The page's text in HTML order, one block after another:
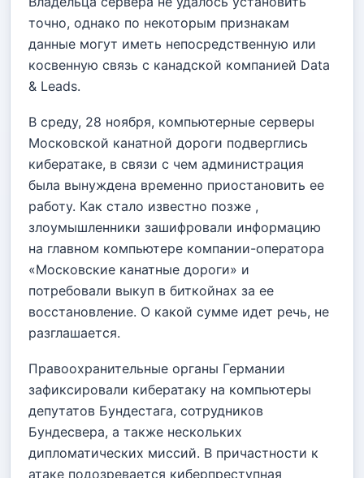
точно, однако по некоторым признакам
данные могут иметь непосредственную или
косвенную связь с канадской компанией Data
& Leads.
В среду, 28 ноября, компьютерные серверы
Московской канатной дороги подверглись
кибератаке, в связи с чем администрация
была вынуждена временно приостановить ее
работу. Как стало известно позже ,
злоумышленники зашифровали информацию
на главном компьютере компании-оператора
«Московские канатные дороги» и
потребовали выкуп в биткойнах за ее
восстановление. О какой сумме идет речь, не
разглашается.
Правоохранительные органы Германии
зафиксировали кибератаку на компьютеры
депутатов Бундестага, сотрудников
Бундесвера, а также нескольких
дипломатических миссий. В причастности к
атаке подозревается киберпреступная